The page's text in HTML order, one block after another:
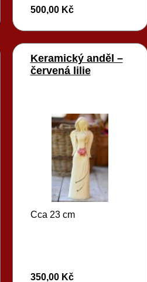
500,00 Kč
Keramický anděl –
červená lilie
Cca 23 cm
350,00 Kč